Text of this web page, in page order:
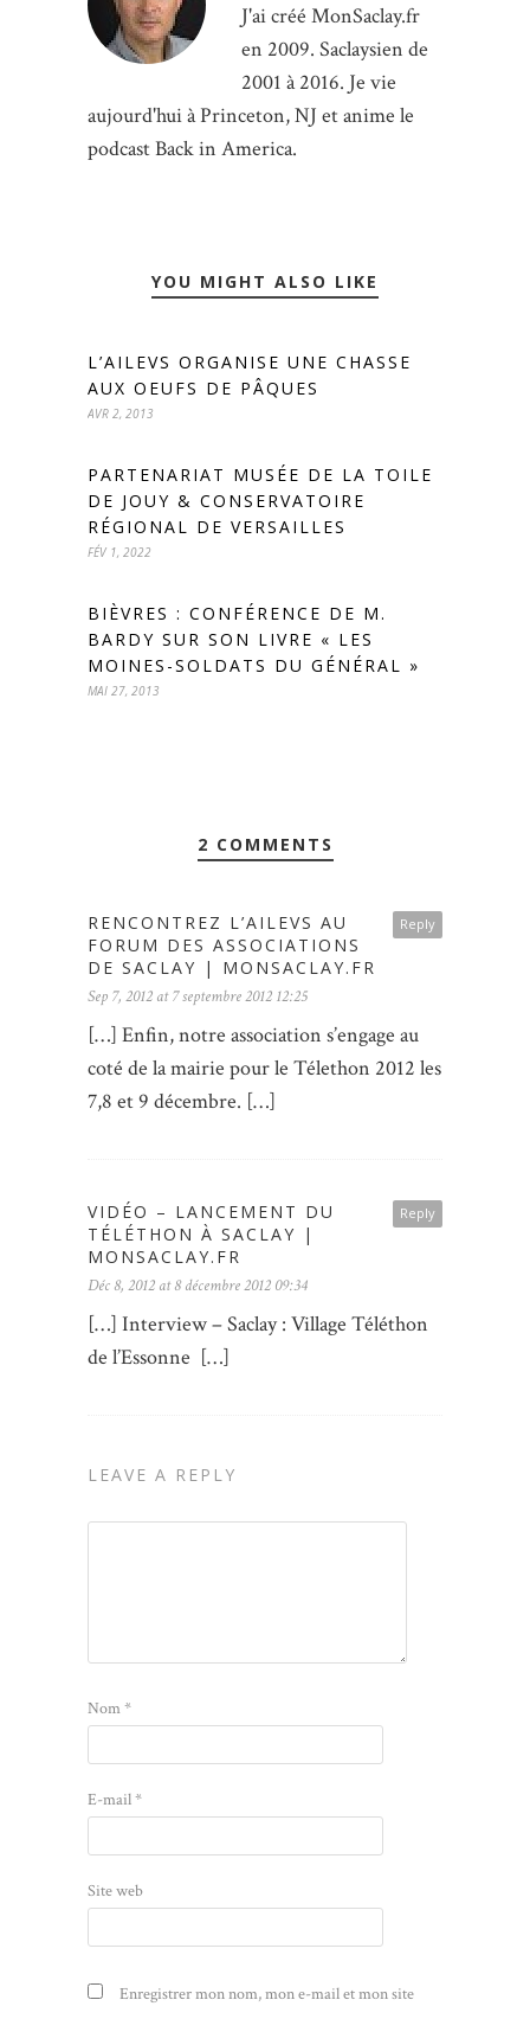
J'ai créé MonSaclay.fr
en 2009. Saclaysien de
2001 à 2016. Je vie
aujourd'hui à Princeton, NJ et anime le
podcast Back in America.
YOU MIGHT ALSO LIKE
L’AILEVS ORGANISE UNE CHASSE
AUX OEUFS DE PÂQUES
AVR 2, 2013
PARTENARIAT MUSÉE DE LA TOILE
DE JOUY & CONSERVATOIRE
RÉGIONAL DE VERSAILLES
FÉV 1, 2022
BIÈVRES : CONFÉRENCE DE M.
BARDY SUR SON LIVRE « LES
MOINES-SOLDATS DU GÉNÉRAL »
MAI 27, 2013
2 COMMENTS
Reply
RENCONTREZ L’AILEVS AU
FORUM DES ASSOCIATIONS
DE SACLAY | MONSACLAY.FR
Sep 7, 2012 at 7 septembre 2012 12:25
[…] Enfin, notre association s’engage au
coté de la mairie pour le Télethon 2012 les
7,8 et 9 décembre. […]
Reply
VIDÉO – LANCEMENT DU
TÉLÉTHON À SACLAY |
MONSACLAY.FR
Déc 8, 2012 at 8 décembre 2012 09:34
[…] Interview – Saclay : Village Téléthon
de l’Essonne […]
LEAVE A REPLY
Nom*
E-mail*
Site web
Enregistrer mon nom, mon e-mail et mon site